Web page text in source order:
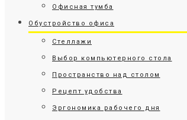
Офисная тумба
Обустройство офиса
Стеллажи
Выбор компьютерного стола
Пространство над столом
Рецепт удобства
Эргономика рабочего дня